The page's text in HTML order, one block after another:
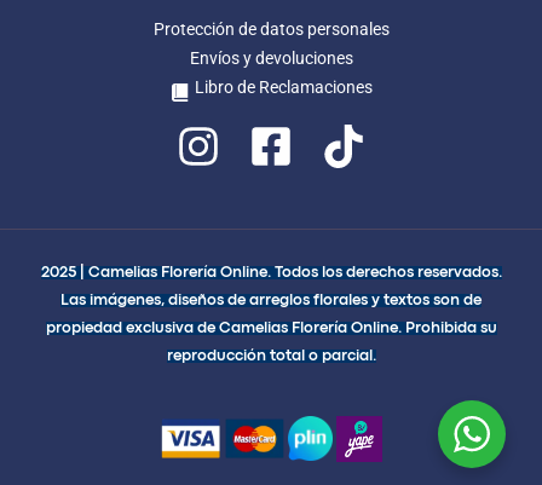
Protección de datos personales
Envíos y devoluciones
Libro de Reclamaciones
2025 | Camelias Florería Online. Todos los derechos reservados.
Las imágenes, diseños de arreglos florales y textos son de
propiedad exclusiva de Camelias Florería Online. Prohibida su
reproducción total o parcial.